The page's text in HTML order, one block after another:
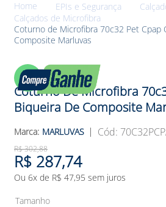
EPIs e Segurança
Calçados de Microfibra
Coturno de Microfibra 70c32 Pet Cpap
Composite Marluvas
5%
OFF
Coturno De Microfibra
Biqueira De Composite
MARLUVAS :
R$302,88
R$ 287,74
Ou 6x de R$ 47,95 sem juros
Tamanho